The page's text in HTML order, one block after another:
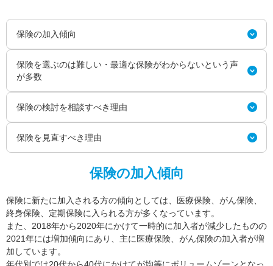
保険の加入傾向
保険を選ぶのは難しい・最適な保険がわからないという声
が多数
保険の検討を相談すべき理由
保険を見直すべき理由
保険の加入傾向
保険に新たに加入される方の傾向としては、医療保険、がん保険、
終身保険、定期保険に入られる方が多くなっています。
また、2018年から2020年にかけて一時的に加入者が減少したものの
2021年には増加傾向にあり、主に医療保険、がん保険の加入者が増
加しています。